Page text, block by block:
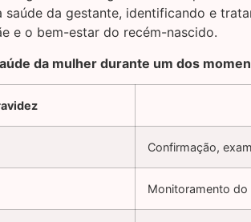
da gestante, identificando e
e o bem-estar do recém-nascido.
da mulher durante um dos
Confirmação,
Monitoramento do